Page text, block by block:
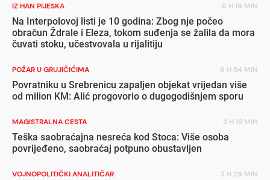
IZ HAN PIJESKA 6 H 19 MIN
Na Interpolovoj listi je 10 godina: Zbog nje počeo
obračun Ždrale i Eleza, tokom suđenja se žalila da mora
čuvati stoku, učestvovala u rijalitiju
POŽAR U GRUJIČIĆIMA 6 H 54 MIN
Povratniku u Srebrenicu zapaljen objekat vrijedan više
od milion KM: Alić progovorio o dugogodišnjem sporu
MAGISTRALNA CESTA 3 H 15 MIN
Teška saobraćajna nesreća kod Stoca: Više osoba
povrijeđeno, saobraćaj potpuno obustavljen
VOJNOPOLITIČKI ANALITIČAR 2 H 29 MIN